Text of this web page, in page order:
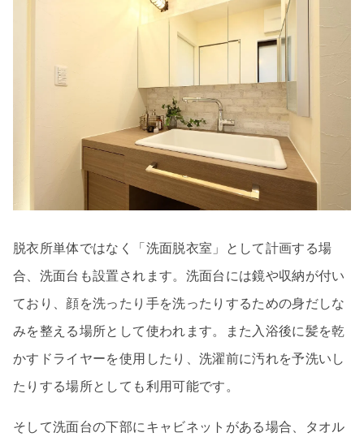
脱衣所単体ではなく「洗面脱衣室」として計画する場
合、洗面台も設置されます。洗面台には鏡や収納が付い
ており、顔を洗ったり手を洗ったりするための身だしな
みを整える場所として使われます。また入浴後に髪を乾
かすドライヤーを使用したり、洗濯前に汚れを予洗いし
たりする場所としても利用可能です。
そして洗面台の下部にキャビネットがある場合、タオル